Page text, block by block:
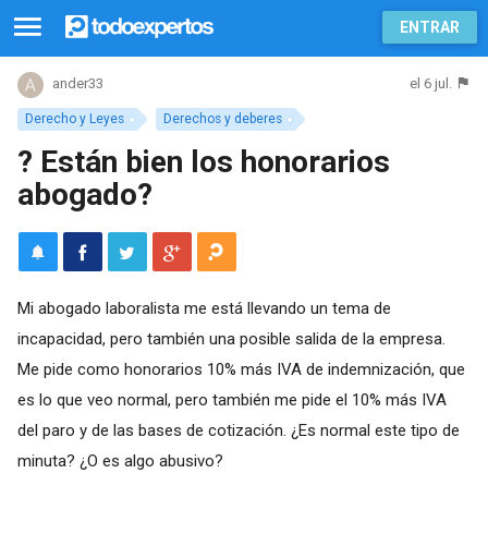
ENTRAR
Derecho y Leyes Derechos y deberes
ander33 el 6 jul.
? Están bien los honorarios
abogado?
Mi abogado laboralista me está llevando un tema de
incapacidad, pero también una posible salida de la empresa.
Me pide como honorarios 10% más IVA de indemnización, que
es lo que veo normal, pero también me pide el 10% más IVA
del paro y de las bases de cotización. ¿Es normal este tipo de
minuta? ¿O es algo abusivo?